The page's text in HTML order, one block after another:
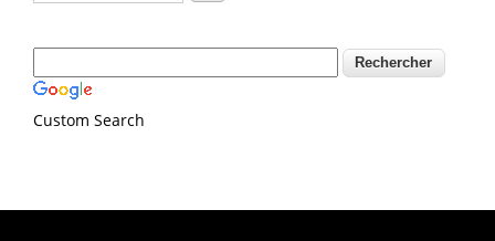
Custom Search